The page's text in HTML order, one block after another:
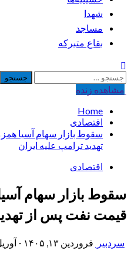
شهدا
مساجد
بقاع متبرکه
جستجو
برای:
مشاهده‌ زنده
Home
اقتصادی
سقوط بازار سهام آسیا
تهدید ترامپ علیه ایران
اقتصادی
سقوط بازار سهام
قیمت نفت پس از
سردبیر فروردین ۱۳, ۱۴۰۵ - آوریل ۲, ۲۰۲۶